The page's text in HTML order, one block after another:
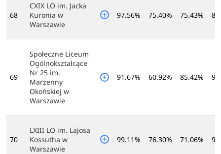
68
CXIX LO im. Jacka
Kuronia w
Warszawie
97.56% 75.40% 75.43%
69
Społeczne Liceum
Ogólnokształcące
Nr 25 im.
Marzenny
Okońskiej w
Warszawie
91.67% 60.92% 85.42%
70
LXIII LO im. Lajosa
Kossutha w
Warszawie
99.11% 76.30% 71.06%